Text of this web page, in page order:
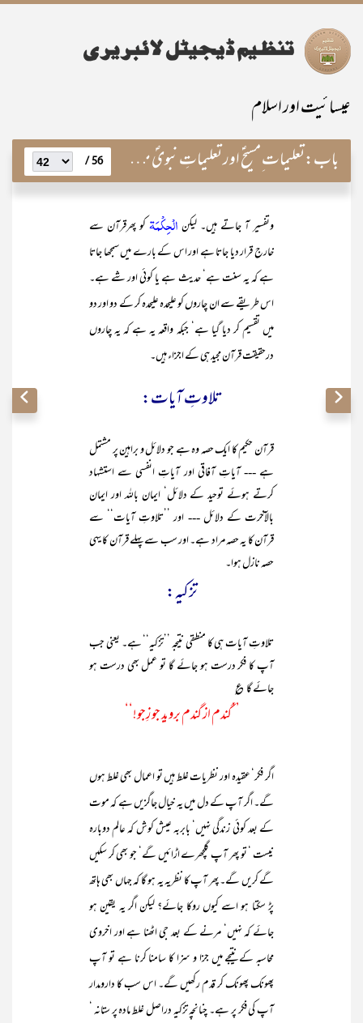
عیسائیت اور اسلام
باب:تعلیمات ِمسیحؑ اور تعلیماتِ نبویؐ میں مطابقت و مماثلت 56 /
وتفسیر آ جاتے ہیں۔ لیکنالْحِکْمَۃکو پھرقرآن سے
خارج قرار دیا جاتا ہے اور اس کے بارے میں سمجھا جاتا
ہے کہ یہ سنت ہے‘ حدیث ہے یا کوئی اور شے ہے۔
اس طریقے سے ان چاروں کو علیحدہ علیحدہ کر کے دو اور دو
میں تقسیم کر دیا گیا ہے‘ جبکہ واقعہ یہ ہے کہ یہ چاروں
درحقیقت قرآن مجید ہی کے اجزاء ہیں۔
تلاوتِ آیات:
قرآن حکیم کا ایک حصہ وہ ہے جو دلائل و براہین پر مشتمل
ہے --- آیاتِ آفاقی اور آیاتِ انفسی سے استشہاد
کرتے ہوئے توحید کے دلائل‘ ایمان باللہ اور ایمان
بالآخرت کے دلائل --- اور ’’تلاوتِ آیات‘‘ سے
قرآن کا یہ حصہ مراد ہے۔ اور سب سے پہلے قرآن کا یہی
حصہ نازل ہوا۔
تزکیہ:
تلاوتِ آیات ہی کا منطقی نتیجہ ’’تزکیہ‘‘ ہے۔ یعنی جب
آپ کا فکر درست ہو جائے گا تو عمل بھی درست ہو
جائے گا ؏
’’گندم از گندم بروید جو زِجو!‘‘
اگر فکر‘ عقیدہ اور نظریات غلط ہیں تو اعمال بھی غلط ہوں
گے۔ اگر آپ کے دل میں یہ خیال جاگزیں ہے کہ موت
کے بعد کوئی زندگی نہیں‘ بابربہ عیش کوش کہ عالم دوبارہ
نیست ‘ تو پھر آپ گلچھرے اڑائیں گے‘ جو بھی کر سکیں
گے کریں گے۔ پھر آپ کا نظریہ یہ ہو گا کہ جہاں بھی ہاتھ
پڑ سکتا ہو اسے کیوں روکا جائے؟ لیکن اگر یہ یقین ہو
جائے کہ نہیں‘ مرنے کے بعد جی اٹھنا ہے اور اخروی
محاسبہ کے نتیجے میں جزا و سزا کا سامنا کرنا ہے تو آپ
پھونک پھونک کر قدم رکھیں گے۔ اس سب کا دارومدار
آپ کی فکر پر ہے۔ چنانچہ تزکیہ دراصل غلط مادہ پر ستانہ ‘